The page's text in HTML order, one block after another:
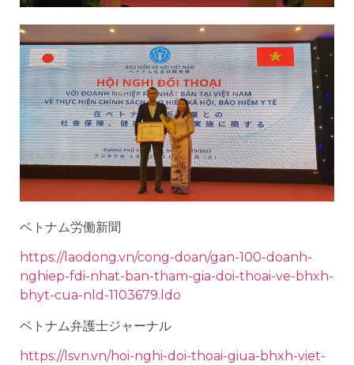
ベトナム労働新聞
https://laodong.vn/cong-doan/gan-100-doanh-
nghiep-fdi-nhat-ban-tham-gia-doi-thoai-ve-bhxh-
bhyt-cua-nld-1103679.ldo
ベトナム弁護士ジャーナル
https://lsvn.vn/hoi-nghi-doi-thoai-giua-bhxh-viet-